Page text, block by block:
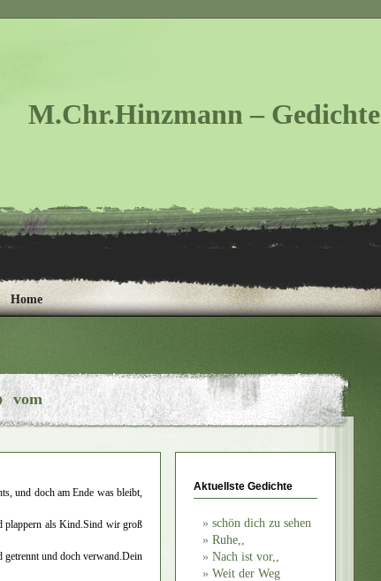
M.Chr.Hinzmann – Gedichte
Home
vom
Aktuellste Gedichte
schön dich zu sehen
Ruhe,,
Nach ist vor,,
Weit der Weg
und doch am Ende was bleibt,
plappern als Kind.Sind wir groß
und doch verwand.Dein